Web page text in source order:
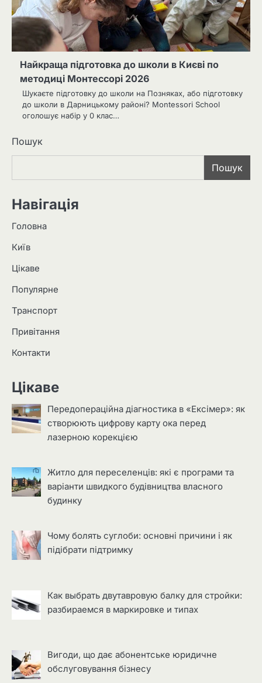
Найкраща підготовка до школи в Києві по
методиці Монтессорі 2026
Шукаєте підготовку до школи на Позняках, або підготовку
до школи в Дарницькому районі? Montessori School
оголошує набір у 0 клас…
Пошук
Пошук
Навігація
Головна
Київ
Цікаве
Популярне
Транспорт
Привітання
Контакти
Цікаве
Передопераційна діагностика в «Ексімер»: як
створюють цифрову карту ока перед
лазерною корекцією
Житло для переселенців: які є програми та
варіанти швидкого будівництва власного
будинку
Чому болять суглоби: основні причини і як
підібрати підтримку
Как выбрать двутавровую балку для стройки:
разбираемся в маркировке и типах
Вигоди, що дає абонентське юридичне
обслуговування бізнесу